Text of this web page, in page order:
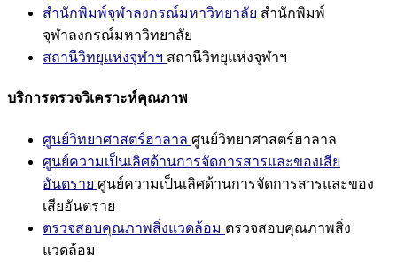
สำนักพิมพ์จุฬาลงกรณ์มหาวิทยาลัย สำนักพิมพ์
จุฬาลงกรณ์มหาวิทยาลัย
สถานีวิทยุแห่งจุฬาฯ สถานีวิทยุแห่งจุฬาฯ
บริการตรวจวิเคราะห์คุณภาพ
ศูนย์วิทยาศาสตร์ฮาลาล ศูนย์วิทยาศาสตร์ฮาลาล
ศูนย์ความเป็นเลิศด้านการจัดการสารและของเสีย
อันตราย ศูนย์ความเป็นเลิศด้านการจัดการสารและของ
เสียอันตราย
ตรวจสอบคุณภาพสิ่งแวดล้อม ตรวจสอบคุณภาพสิ่ง
แวดล้อม